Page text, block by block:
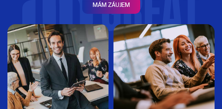
MÁM ZÁUJEM